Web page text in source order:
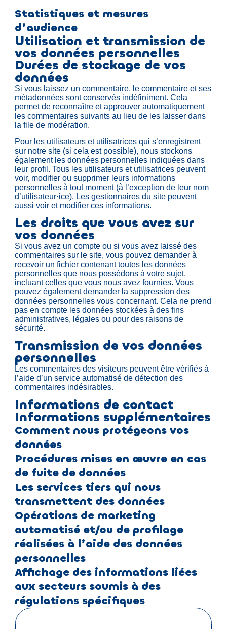
Statistiques et mesures
d’audience
Utilisation et transmission de
vos données personnelles
Durées de stockage de vos
données
Si vous laissez un commentaire, le commentaire et ses
métadonnées sont conservés indéfiniment. Cela
permet de reconnaître et approuver automatiquement
les commentaires suivants au lieu de les laisser dans
la file de modération.
Pour les utilisateurs et utilisatrices qui s’enregistrent
sur notre site (si cela est possible), nous stockons
également les données personnelles indiquées dans
leur profil. Tous les utilisateurs et utilisatrices peuvent
voir, modifier ou supprimer leurs informations
personnelles à tout moment (à l’exception de leur nom
d’utilisateur·ice). Les gestionnaires du site peuvent
aussi voir et modifier ces informations.
Les droits que vous avez sur
vos données
Si vous avez un compte ou si vous avez laissé des
commentaires sur le site, vous pouvez demander à
recevoir un fichier contenant toutes les données
personnelles que nous possédons à votre sujet,
incluant celles que vous nous avez fournies. Vous
pouvez également demander la suppression des
données personnelles vous concernant. Cela ne prend
pas en compte les données stockées à des fins
administratives, légales ou pour des raisons de
sécurité.
Transmission de vos données
personnelles
Les commentaires des visiteurs peuvent être vérifiés à
l’aide d’un service automatisé de détection des
commentaires indésirables.
Informations de contact
Informations supplémentaires
Comment nous protégeons vos
données
Procédures mises en œuvre en cas
de fuite de données
Les services tiers qui nous
transmettent des données
Opérations de marketing
automatisé et/ou de profilage
réalisées à l’aide des données
personnelles
Affichage des informations liées
aux secteurs soumis à des
régulations spécifiques